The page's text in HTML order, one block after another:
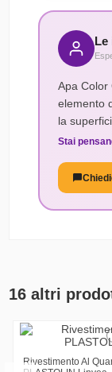
Le
⚠
2
Per
pezzo
Usa
⏳
Le
Apa Color
elemento
la
Stai
16 altri
Rivestimento Al